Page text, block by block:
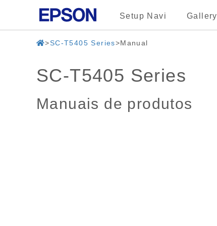
Setup Navi Gallery
SC-T5405 Series Manual
SC-T5405 Series
Manuais de produtos